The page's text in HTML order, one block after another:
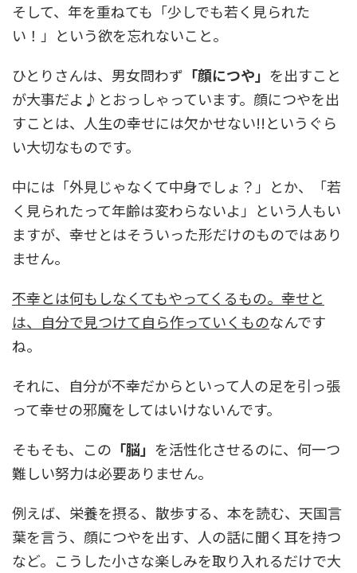
そして、年を重ねても「少しでも若く見られた
い！」という欲を忘れないこと。
ひとりさんは、男女問わず 「顔につや」 を出すこと
が大事だよ♪とおっしゃっています。顔につやを出
すことは、人生の幸せには欠かせない!!というぐら
い大切なものです。
中には「外見じゃなくて中身でしょ？」とか、「若
く見られたって年齢は変わらないよ」という人もい
ますが、幸せとはそういった形だけのものではあり
ません。
不幸とは何もしなくてもやってくるもの。幸せと
は、自分で見つけて自ら作っていくものなんです
ね。
それに、自分が不幸だからといって人の足を引っ張
って幸せの邪魔をしてはいけないんです。
そもそも、この 「脳」 を活性化させるのに、何一つ
難しい努力は必要ありません。
例えば、栄養を摂る、散歩する、本を読む、天国言
葉を言う、顔につやを出す、人の話に聞く耳を持つ
など。こうした小さな楽しみを取り入れるだけで大